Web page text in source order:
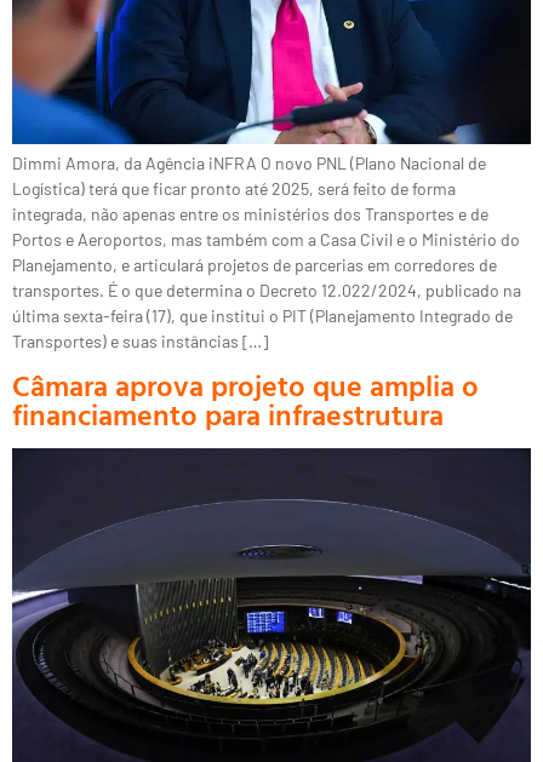
Dimmi Amora, da Agência iNFRA O novo PNL (Plano Nacional de
Logística) terá que ficar pronto até 2025, será feito de forma
integrada, não apenas entre os ministérios dos Transportes e de
Portos e Aeroportos, mas também com a Casa Civil e o Ministério do
Planejamento, e articulará projetos de parcerias em corredores de
transportes. É o que determina o Decreto 12.022/2024, publicado na
última sexta-feira (17), que institui o PIT (Planejamento Integrado de
Transportes) e suas instâncias […]
Câmara aprova projeto que amplia o
financiamento para infraestrutura